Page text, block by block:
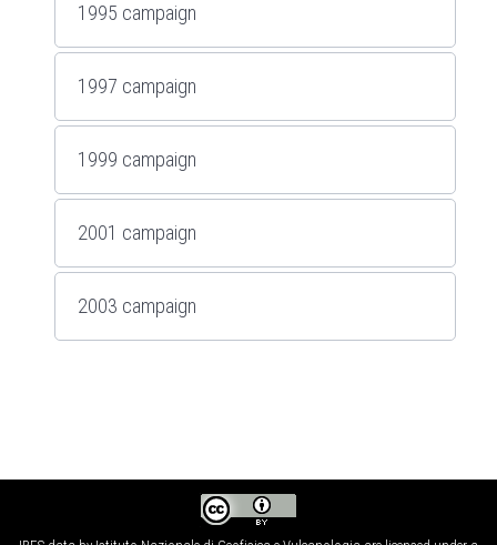
1995 campaign
1997 campaign
1999 campaign
2001 campaign
2003 campaign